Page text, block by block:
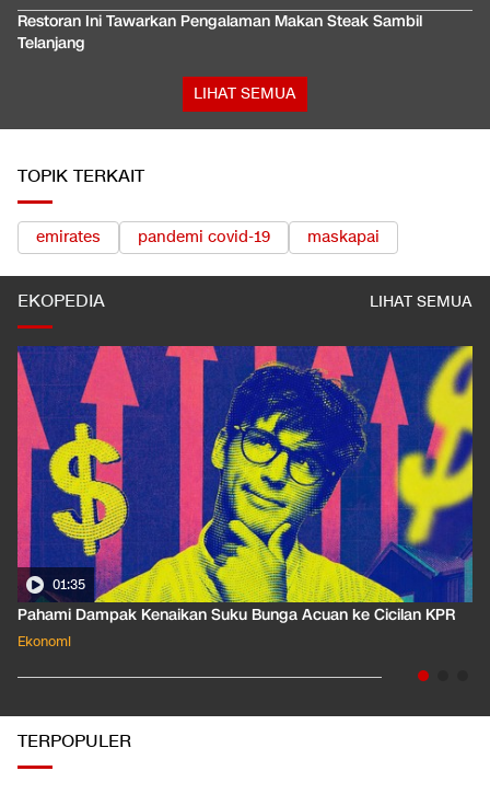
Restoran Ini Tawarkan Pengalaman Makan Steak Sambil
Telanjang
LIHAT SEMUA
TOPIK TERKAIT
emirates pandemi covid-19 maskapai
EKOPEDIA LIHAT SEMUA
01:35
Pahami Dampak Kenaikan Suku Bunga Acuan ke Cicilan KPR
Ekonomi
TERPOPULER